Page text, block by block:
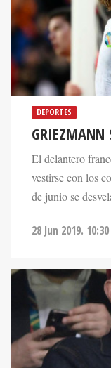
DEPORTES
GRIEZMANN
El delantero
vestirse con los
de junio se
28 Jun 2019.